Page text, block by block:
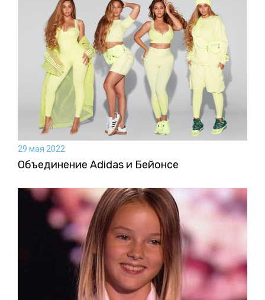
29 мая 2022
Объединение Adidas и Бейонсе